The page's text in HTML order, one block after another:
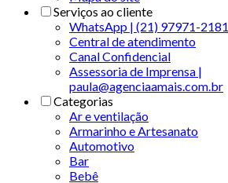
Serviços ao cliente
WhatsApp | (21) 97971-2181
Central de atendimento
Canal Confidencial
Assessoria de Imprensa |
paula@agenciaamais.com.br
Categorias
Ar e ventilação
Armarinho e Artesanato
Automotivo
Bar
Bebê